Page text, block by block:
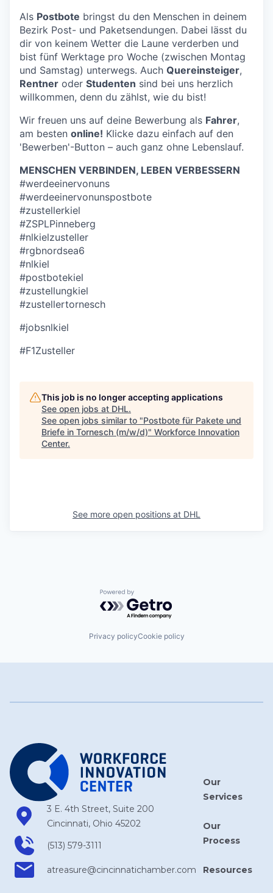
Als Postbote bringst du den Menschen in deinem
Bezirk Post- und Paketsendungen. Dabei lässt du
dir von keinem Wetter die Laune verderben und
bist fünf Werktage pro Woche (zwischen Montag
und Samstag) unterwegs. Auch Quereinsteiger,
Rentner oder Studenten sind bei uns herzlich
willkommen, denn du zählst, wie du bist!
Wir freuen uns auf deine Bewerbung als Fahrer,
am besten online! Klicke dazu einfach auf den
'Bewerben'-Button – auch ganz ohne Lebenslauf.
MENSCHEN VERBINDEN, LEBEN VERBESSERN
#werdeeinervonuns
#werdeeinervonunspostbote
#zustellerkiel
#ZSPLPinneberg
#nlkielzusteller
#rgbnordsea6
#nlkiel
#postbotekiel
#zustellungkiel
#zustellertornesch
#jobsnlkiel
#F1Zusteller
This job is no longer accepting applications
See open jobs at DHL.
See open jobs similar to "Postbote für Pakete und
Briefe in Tornesch (m/w/d)" Workforce Innovation
Center.
See more open positions at DHL
Powered by Getro.com
Privacy policyCookie policy
3 E. 4th Street, Suite 200
Cincinnati, Ohio 45202
(513) 579-3111
atreasure​@cincinnatichamber​.com
Our
Services
Our
Process
Resources